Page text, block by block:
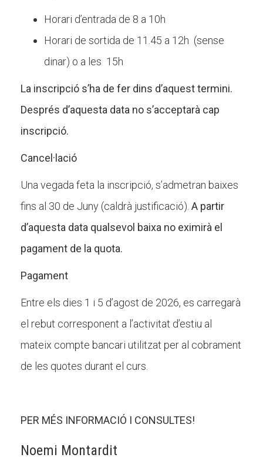
Horari d’entrada de 8 a 10h
Horari de sortida de 11.45 a 12h (sense
dinar) o a les 15h
La inscripció s’ha de fer dins d’aquest termini.
Després d’aquesta data no s’acceptarà cap
inscripció.
Cancel·lació
Una vegada feta la inscripció, s’admetran baixes
fins al 30 de Juny (caldrà justificació). A partir
d’aquesta data qualsevol baixa no eximirà el
pagament de la quota.
Pagament
Entre els dies 1 i 5 d’agost de 2026, es carregarà
el rebut corresponent a l’activitat d’estiu al
mateix compte bancari utilitzat per al cobrament
de les quotes durant el curs.
PER MÉS INFORMACIÓ I CONSULTES!
Noemi Montardit